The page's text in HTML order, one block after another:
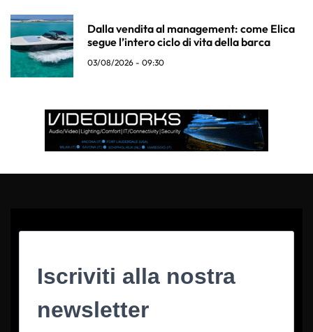
Dalla vendita al management: come Elica
segue l’intero ciclo di vita della barca
03/08/2026 - 09:30
Iscriviti alla nostra
newsletter